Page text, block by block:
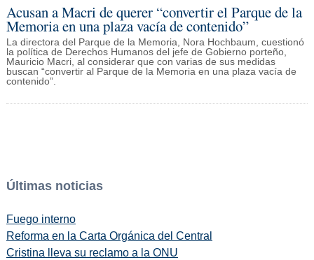
Acusan a Macri de querer “convertir el Parque de la
Memoria en una plaza vacía de contenido”
La directora del Parque de la Memoria, Nora Hochbaum, cuestionó
la política de Derechos Humanos del jefe de Gobierno porteño,
Mauricio Macri, al considerar que con varias de sus medidas
buscan “convertir al Parque de la Memoria en una plaza vacía de
contenido”.
Últimas noticias
Fuego interno
Reforma en la Carta Orgánica del Central
Cristina lleva su reclamo a la ONU